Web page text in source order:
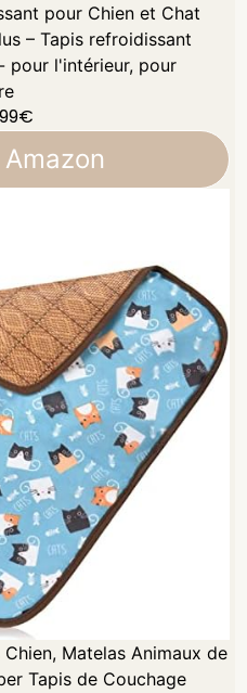
pour Chien et Chat
– Tapis refroidissant
pour l'intérieur, pour
€
Matelas Animaux de
Tapis de Couchage